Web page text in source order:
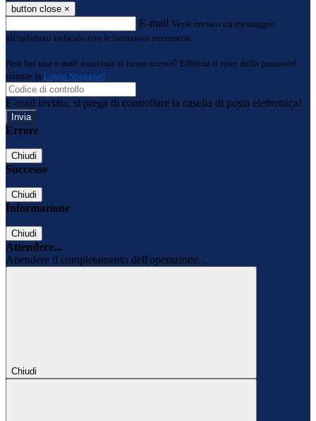
button close ×
E-mail Verrà inviato un messaggio
all'indirizzo indicato con le istruzioni necessarie.
Non hai una e-mail associata al nome utente? Effettua il reset della password
tramite la Login Spaggiari
E-mail inviata, si prega di controllare la casella di posta elettronica!
Errore
Chiudi
Successo
Chiudi
Informazione
Chiudi
Attendere...
Attendere il completamento dell'operazione...
Chiudi